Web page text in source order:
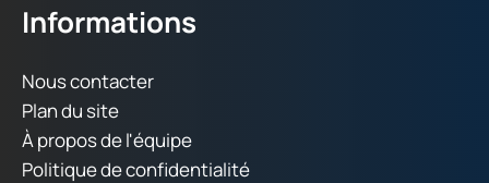
Informations
Nous contacter
Plan du site
À propos de l'équipe
Politique de confidentialité